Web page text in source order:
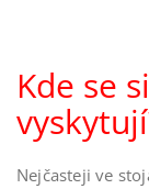
Kde se
Nejčasteji ve